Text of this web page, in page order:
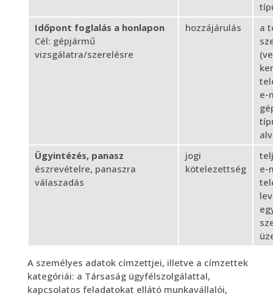
Időpont foglalás a honlapon
Cél: gépjármű
vizsgálatra/szerelésre
hozzájárulás
a
e-
Ügyintézés, panasz
észrevételre, panaszra
válaszadás
jogi
kötelezettség
e-
A személyes adatok címzettjei, illetve a címzettek
kategóriái: a Társaság ügyfélszolgálattal,
kapcsolatos feladatokat ellátó munkavállalói,